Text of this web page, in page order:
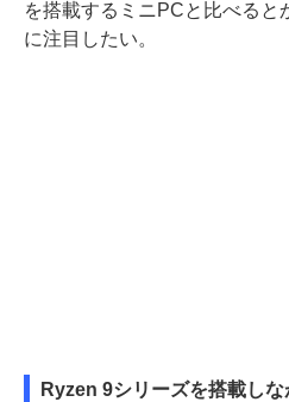
を搭載するミニPCと比べると
に注目したい。
Ryzen 9シリーズを搭載し